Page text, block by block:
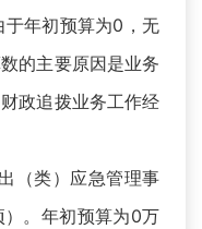
于年初预算为0，无
的主要原因是业务
政追拨业务工作经
类）应急管理事
。年初预算为0万